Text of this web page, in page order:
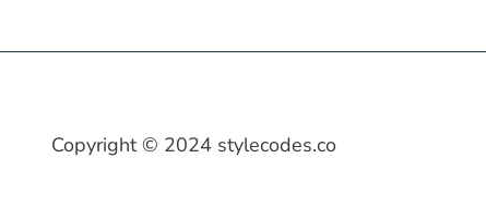
Copyright © 2024 stylecodes.co